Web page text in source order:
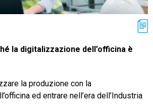
la digitalizzazione dell’officina è
la produzione con la
ed entrare nell’era dell’Industria